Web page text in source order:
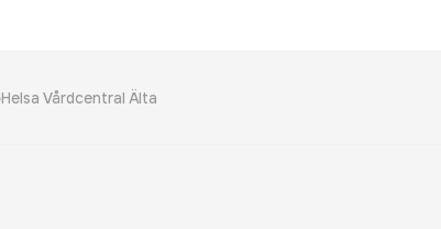
Helsa Vårdcentral Älta